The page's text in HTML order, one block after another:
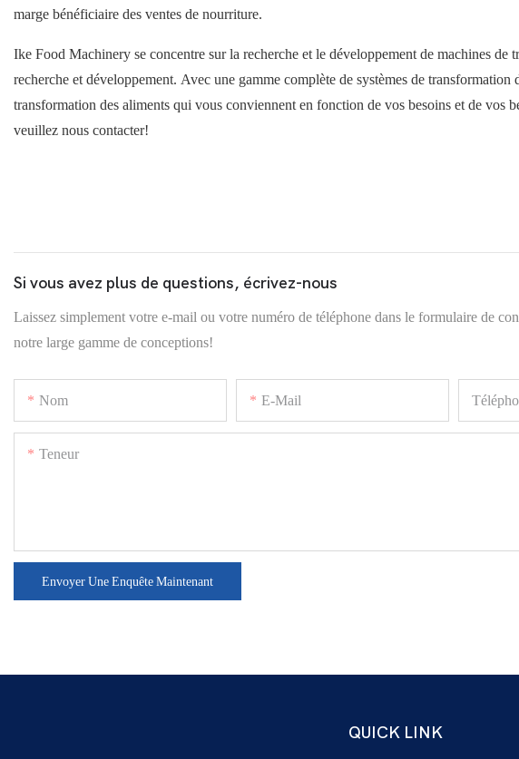
marge bénéficiaire des ventes de nourriture.
Ike Food Machinery se concentre sur la recherche et le développement de machines de
recherche et développement. Avec une gamme complète de systèmes de
transformation des aliments qui vous conviennent en fonction de vos besoins et de vos
veuillez nous contacter!
Si vous avez plus de questions, écrivez-nous
Laissez simplement votre e-mail ou votre numéro de téléphone dans le formulaire de
notre large gamme de conceptions!
Nom E-Mail
Teneur
Envoyer Une Enquête Maintenant
QUICK LINK